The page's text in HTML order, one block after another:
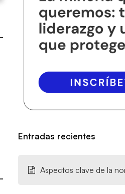
Entradas recientes
Aspectos clave de la